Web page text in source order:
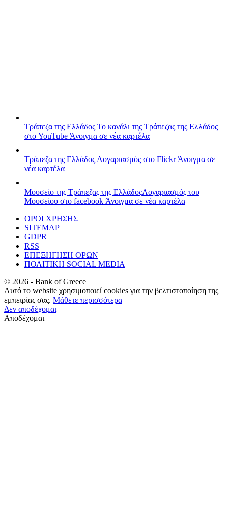
Τράπεζα της Ελλάδος Το κανάλι της Τράπεζας της Ελλάδος
στο YouTube Άνοιγμα σε νέα καρτέλα
Τράπεζα της Ελλάδος Λογαριασμός στο FlickrΆνοιγμα σε
νέα καρτέλα
Μουσείο της Τράπεζας της ΕλλάδοςΛογαριασμός του
Μουσείου στο facebook Άνοιγμα σε νέα καρτέλα
ΟΡΟΙ ΧΡΗΣΗΣ
SITEMAP
GDPR
RSS
ΕΠΕΞΗΓΗΣΗ ΟΡΩΝ
ΠΟΛΙΤΙΚΗ SOCIAL MEDIA
© 2026 - Bank of Greece
Αυτό το website χρησιμοποιεί cookies για την βελτιστοποίηση της
εμπειρίας σας. Μάθετε περισσότερα
Δεν αποδέχομαι
Αποδέχομαι